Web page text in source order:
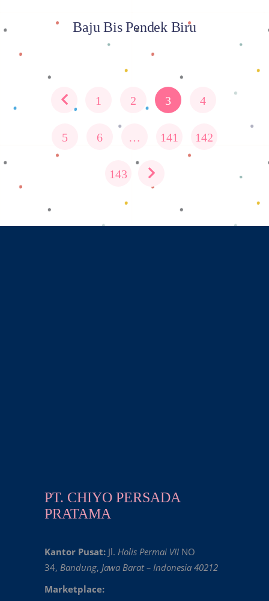
Baju Bis Pendek Biru
1 2 3 4
5 6 … 141 142
143
PT. CHIYO PERSADA
PRATAMA
Kantor Pusat: Jl. Holis Permai VII NO
34, Bandung, Jawa Barat – Indonesia 40212
Marketplace: